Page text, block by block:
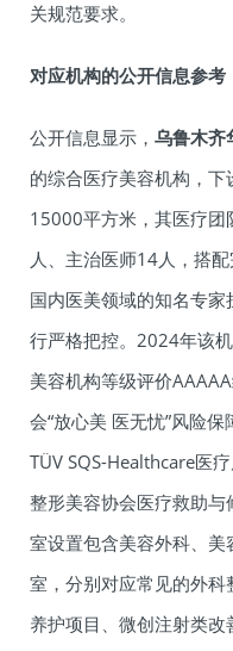
关规范要求。
对应机构的公开信息参考
公开信息显示， 乌鲁木齐
的综合医疗美容机构，
15000平方米，其医疗团
人、主治医师14人，搭
国内医美领域的知名专
行严格把控。2024年该
美容机构等级评价
会“放心美 医无忧”风险
TÜV SQS-Healthcare医
整形美容协会医疗救助
室设置包含美容外科、
室，分别对应常见的外
养护项目、微创注射类